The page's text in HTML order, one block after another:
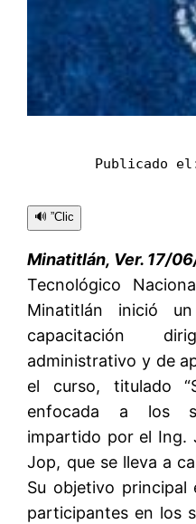
Publicado
🔊 ”Clic
Minatitlán, Ver. 17/
Tecnológico
Minatitlán inició
capacitación
administrativo y de
el curso, titulado
enfocada a los
impartido por el Ing.
Jop, que se lleva a
Su objetivo
participantes en los